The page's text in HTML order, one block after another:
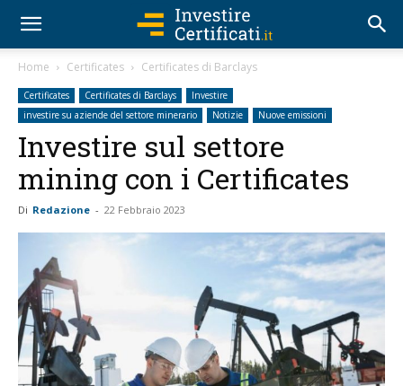
Home Certificates Certificates di Barclays
Certificates Certificates di Barclays
Investire
investire su aziende del settore minerario
Notizie Nuove emissioni
Investire sul settore
mining con i Certificates
Di Redazione - 22 Febbraio 2023